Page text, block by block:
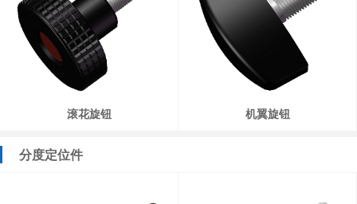
滚花旋钮 机翼旋钮
分度定位件